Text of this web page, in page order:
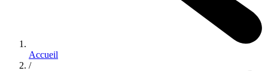
Accueil
/